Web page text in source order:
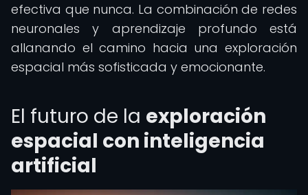
efectiva que nunca. La combinación de redes
neuronales y aprendizaje profundo está
allanando el camino hacia una exploración
espacial más sofisticada y emocionante.
El futuro de la exploración
espacial con inteligencia
artificial